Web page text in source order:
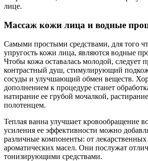
лице.
Массаж кожи лица и водные
Самыми простыми средствами, для того
упругость кожи лица, являются водные
Чтобы кожа оставалась молодой, следует
контрастный душ, стимулирующий
сосуды и улучшающий обмен веществ.
дополнением к процедуре станет
натирание ее грубой мочалкой,
полотенцем.
Теплая ванна улучшает кровообращение
усиления ее эффективности можно
различные компоненты: от лекарственных
ароматических масел. Они послужат
тонизирующими средствами.